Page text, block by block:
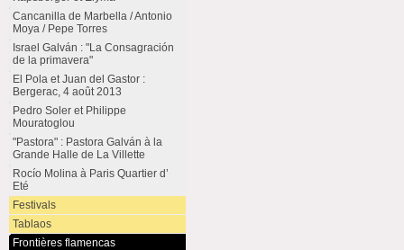
Cancanilla de Marbella / Antonio
Moya / Pepe Torres
Israel Galván : "La Consagración
de la primavera"
El Pola et Juan del Gastor :
Bergerac, 4 août 2013
Pedro Soler et Philippe
Mouratoglou
"Pastora" : Pastora Galván à la
Grande Halle de La Villette
Rocío Molina à Paris Quartier d’
Eté
Festivals
Tablaos
Frontières flamencas